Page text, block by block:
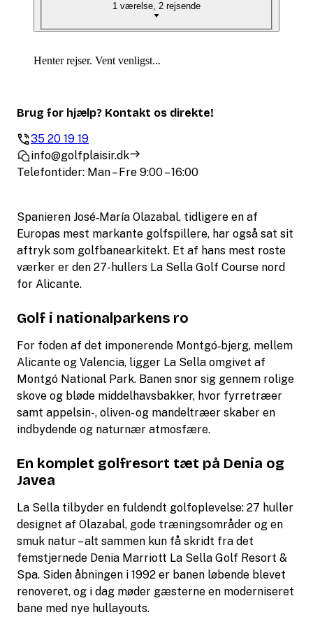
Spanieren José‑María Olazabal, tidligere en af
Europas mest markante golfspillere, har også sat sit
aftryk som golfbanearkitekt. Et af hans mest roste
værker er den 27-hullers La Sella Golf Course nord
for Alicante.
Golf i nationalparkens ro
For foden af det imponerende Montgó‑bjerg, mellem
Alicante og Valencia, ligger La Sella omgivet af
Montgó National Park. Banen snor sig gennem rolige
skove og bløde middelhavsbakker, hvor fyrretræer
samt appelsin-, oliven- og mandeltræer skaber en
indbydende og naturnær atmosfære.
En komplet golfresort tæt på Denia og
Javea
La Sella tilbyder en fuldendt golfoplevelse: 27 huller
designet af Olazabal, gode træningsområder og en
smuk natur – alt sammen kun få skridt fra det
femstjernede Denia Marriott La Sella Golf Resort &
Spa. Siden åbningen i 1992 er banen løbende blevet
renoveret, og i dag møder gæsterne en moderniseret
bane med nye hullayouts.
1 værelse, 2 rejsende
Henter rejser. Vent venligst...
Brug for hjælp? Kontakt os direkte!
35 20 19 19
info@golfplaisir.dk
Telefontider: Man – Fre 9:00 – 16:00